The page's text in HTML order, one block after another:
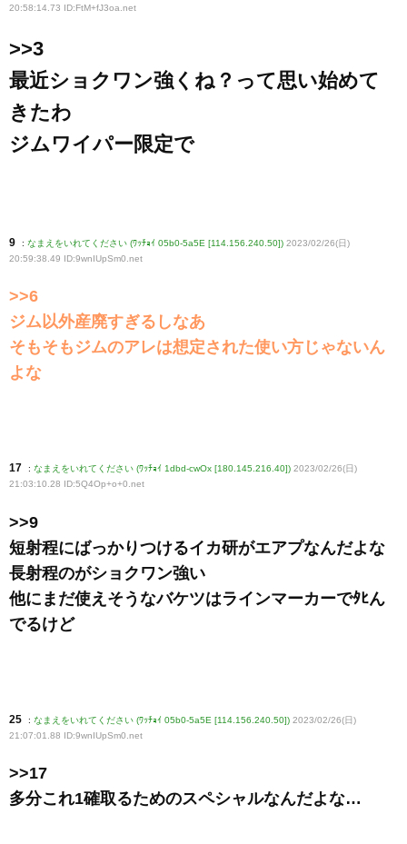
20:58:14.73 ID:FtM+fJ3oa .net
>>3
最近ショクワン強くね？って思い始めて
きたわ
ジムワイパー限定で
9 : なまえをいれてください (ﾜｯﾁｮｲ 05b0-5a5E [114.156.240.50]) 2023/02/26(日)
20:59:38.49 ID:9wnIUpSm0.net
>>6
ジム以外産廃すぎるしなあ
そもそもジムのアレは想定された使い方じゃないん
よな
17 : なまえをいれてください (ﾜｯﾁｮｲ 1dbd-cwOx [180.145.216.40]) 2023/02/26(日)
21:03:10.28 ID:5Q4Op+o+0.net
>>9
短射程にばっかりつけるイカ研がエアプなんだよな
長射程のがショクワン強い
他にまだ使えそうなバケツはラインマーカーでﾀﾋん
でるけど
25 : なまえをいれてください (ﾜｯﾁｮｲ 05b0-5a5E [114.156.240.50]) 2023/02/26(日)
21:07:01.88 ID:9wnIUpSm0 .net
>>17
多分これ1確取るためのスペシャルなんだよな…